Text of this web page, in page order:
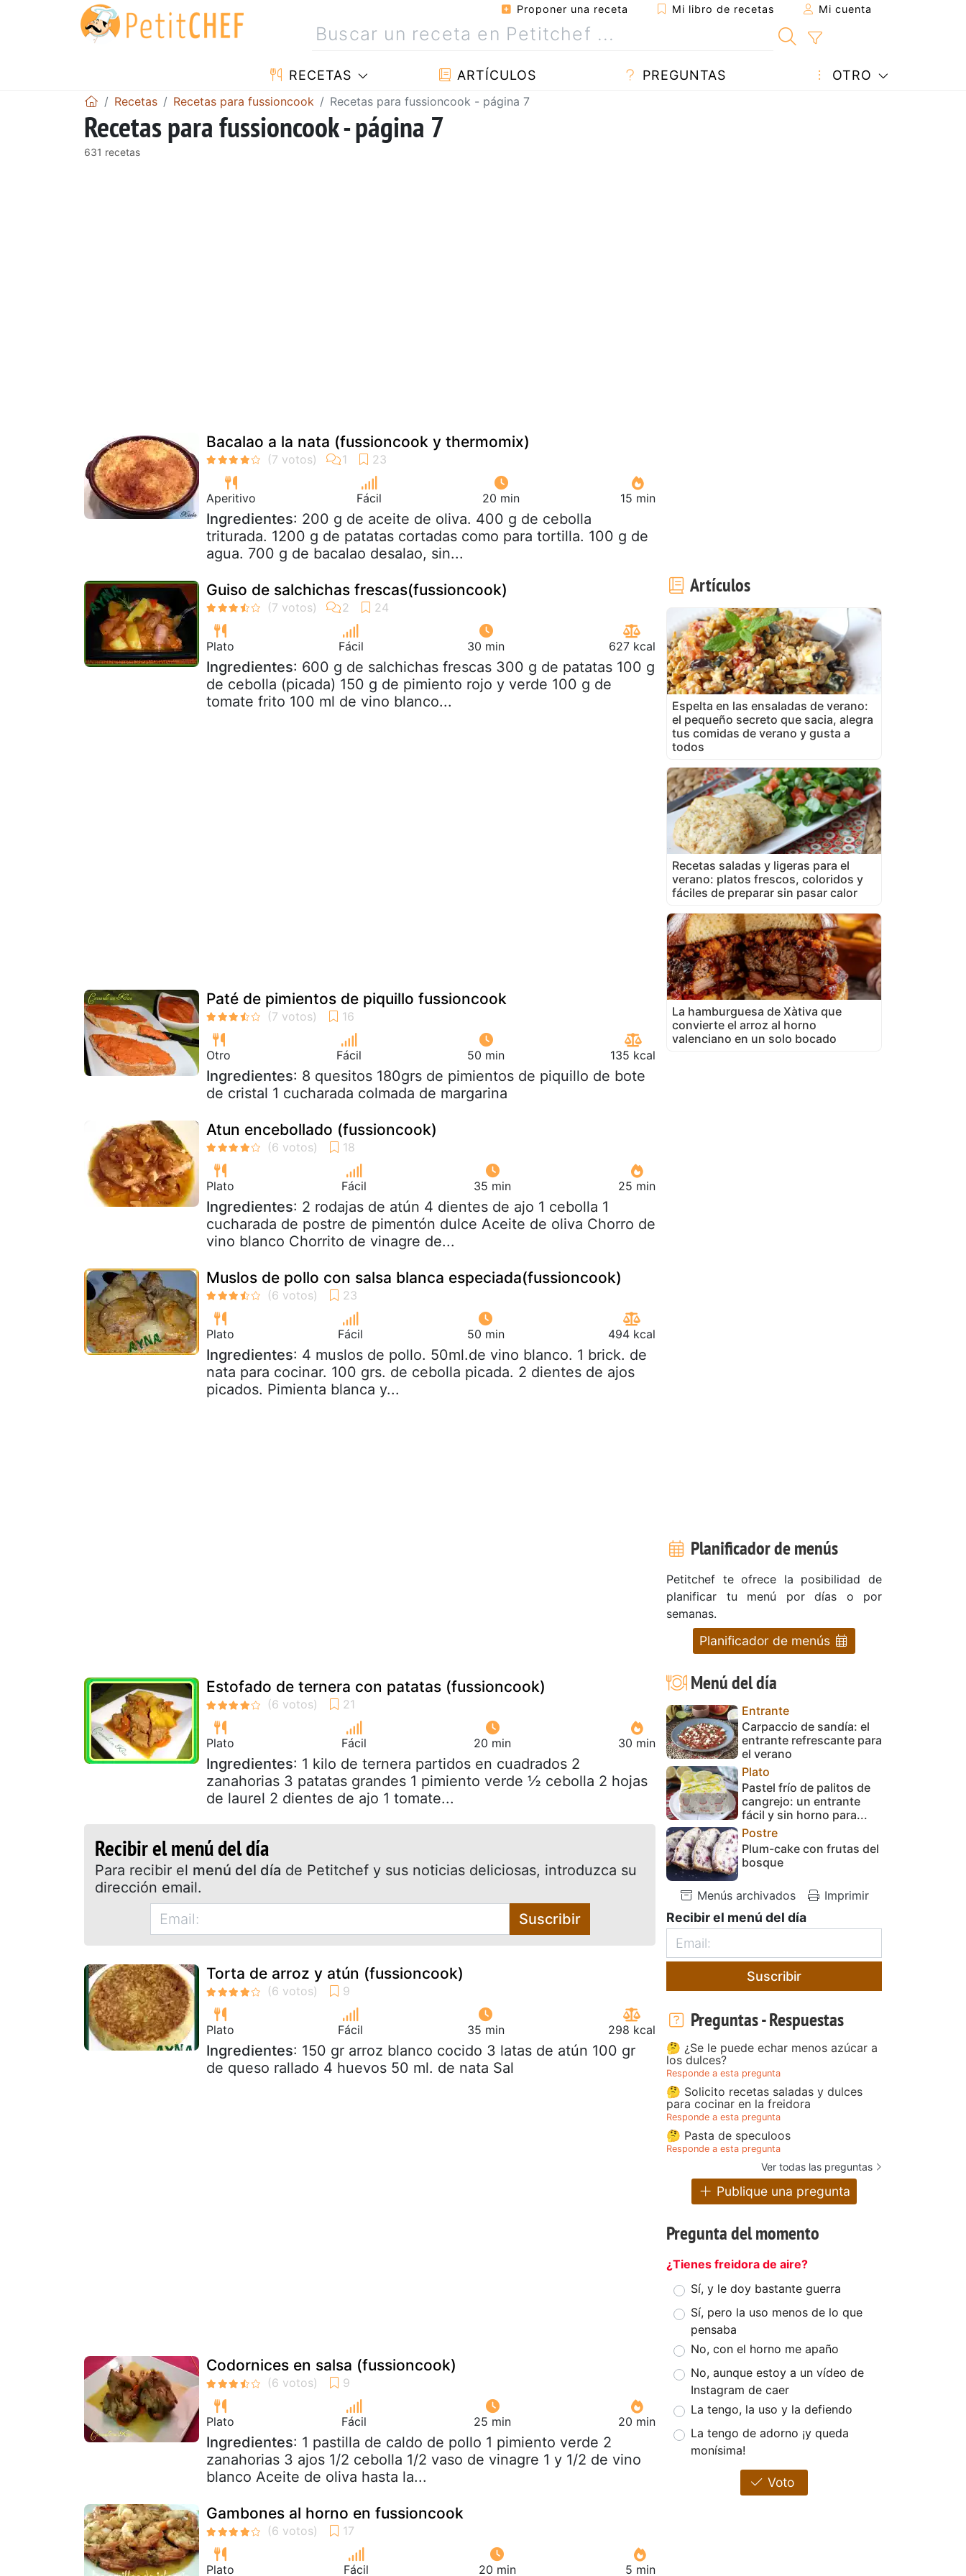
Proponer una receta Mi libro de recetas Mi cuenta
RECETAS ARTÍCULOS PREGUNTAS OTRO
Recetas Recetas para fussioncook Recetas para fussioncook - página 7
Recetas para fussioncook - página 7
631 recetas
Bacalao a la nata (fussioncook y thermomix)
Aperitivo Fácil 20 min 15 min
Ingredientes: 200 g de aceite de oliva. 400 g de cebolla
triturada. 1200 g de patatas cortadas como para tortilla. 100 g de
agua. 700 g de bacalao desalao, sin...
Guiso de salchichas frescas(fussioncook)
Plato Fácil 30 min 627 kcal
Ingredientes: 600 g de salchichas frescas 300 g de patatas 100 g
de cebolla (picada) 150 g de pimiento rojo y verde 100 g de
tomate frito 100 ml de vino blanco...
Paté de pimientos de piquillo fussioncook
Otro Fácil 50 min 135 kcal
Ingredientes: 8 quesitos 180grs de pimientos de piquillo de bote
de cristal 1 cucharada colmada de margarina
Atun encebollado (fussioncook)
Plato Fácil 35 min 25 min
Ingredientes: 2 rodajas de atún 4 dientes de ajo 1 cebolla 1
cucharada de postre de pimentón dulce Aceite de oliva Chorro de
vino blanco Chorrito de vinagre de...
Muslos de pollo con salsa blanca especiada(fussioncook)
Plato Fácil 50 min 494 kcal
Ingredientes: 4 muslos de pollo. 50ml.de vino blanco. 1 brick. de
nata para cocinar. 100 grs. de cebolla picada. 2 dientes de ajos
picados. Pimienta blanca y...
Estofado de ternera con patatas (fussioncook)
Plato Fácil 20 min 30 min
Ingredientes: 1 kilo de ternera partidos en cuadrados 2
zanahorias 3 patatas grandes 1 pimiento verde ½ cebolla 2 hojas
de laurel 2 dientes de ajo 1 tomate...
Recibir el menú del día
Para recibir el menú del día de Petitchef y sus noticias deliciosas, introduzca su
dirección email.
Suscribir
Torta de arroz y atún (fussioncook)
Plato Fácil 35 min 298 kcal
Ingredientes: 150 gr arroz blanco cocido 3 latas de atún 100 gr
de queso rallado 4 huevos 50 ml. de nata Sal
Codornices en salsa (fussioncook)
Plato Fácil 25 min 20 min
Ingredientes: 1 pastilla de caldo de pollo 1 pimiento verde 2
zanahorias 3 ajos 1/2 cebolla 1/2 vaso de vinagre 1 y 1/2 de vino
blanco Aceite de oliva hasta la...
Gambones al horno en fussioncook
Plato Fácil 20 min 5 min
Artículos
Espelta en las ensaladas de verano:
el pequeño secreto que sacia, alegra
tus comidas de verano y gusta a
todos
Recetas saladas y ligeras para el
verano: platos frescos, coloridos y
fáciles de preparar sin pasar calor
La hamburguesa de Xàtiva que
convierte el arroz al horno
valenciano en un solo bocado
Planificador de menús
Petitchef te ofrece la posibilidad de
planificar tu menú por días o por
semanas.
Planificador de menús
Menú del día
Entrante
Carpaccio de sandía: el
entrante refrescante para
el verano
Plato
Pastel frío de palitos de
cangrejo: un entrante
fácil y sin horno para...
Postre
Plum-cake con frutas del
bosque
Menús archivados Imprimir
Recibir el menú del día
Suscribir
Preguntas - Respuestas
🤔 ¿Se le puede echar menos azúcar a
los dulces?
Responde a esta pregunta
🤔 Solicito recetas saladas y dulces
para cocinar en la freidora
Responde a esta pregunta
🤔 Pasta de speculoos
Responde a esta pregunta
Ver todas las preguntas
Publique una pregunta
Pregunta del momento
¿Tienes freidora de aire?
Sí, y le doy bastante guerra
Sí, pero la uso menos de lo que
pensaba
No, con el horno me apaño
No, aunque estoy a un vídeo de
Instagram de caer
La tengo, la uso y la defiendo
La tengo de adorno ¡y queda
monísima!
Voto